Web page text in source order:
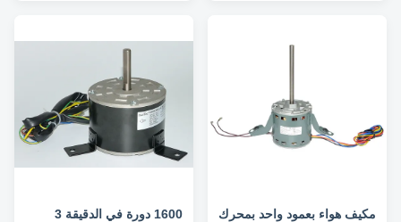
مكيف هواء بعمود واحد بمحرك
1600 دورة في الدقيقة 3